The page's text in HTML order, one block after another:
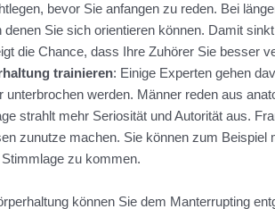
bevor Sie anfangen zu reden. Bei
denen Sie sich orientieren können. Damit
die Chance, dass Ihre Zuhörer Sie besser
trainieren: Einige Experten gehen
unterbrochen werden. Männer reden aus
strahlt mehr Seriosität und Autorität aus.
zunutze machen. Sie können zum Beispiel
zu kommen.
können Sie dem Manterrupting